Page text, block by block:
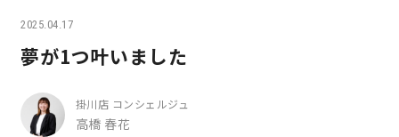
スタッフブログ
2025.04.17
夢が1つ叶いました
掛川店 コンシェルジュ
高橋 春花